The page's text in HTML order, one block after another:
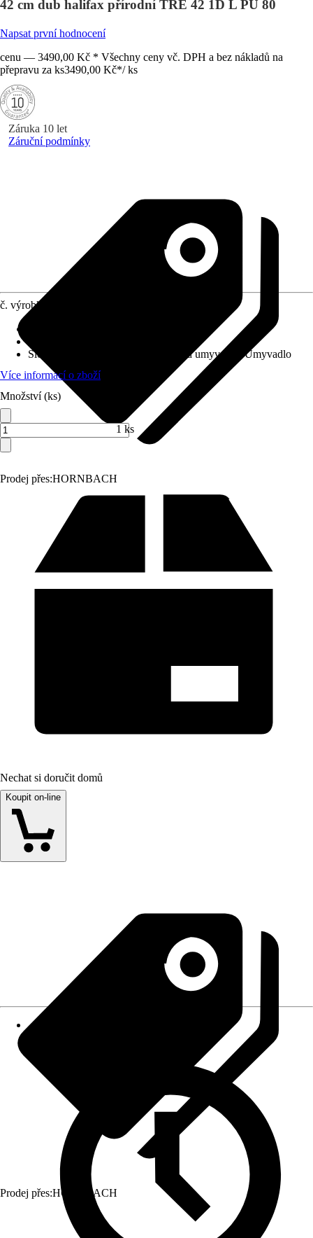
42 cm dub halifax přírodní TRE 42 1D L PU 80
Napsat první hodnocení
cenu — 3490,00 Kč * Všechny ceny vč. DPH a bez nákladů na
přepravu za ks3490,00 Kč*/ ks
Záruka 10 let
Záruční podmínky
Prodej přes:HORNBACH
č. výrobku
Složení výrobku
Spodní skříňka pod umyvadlo, Umyvadlo
Více informací o zboží
Množství (ks)
1 ks
Nechat si doručit domů
Koupit on-line
Prodej přes:HORNBACH